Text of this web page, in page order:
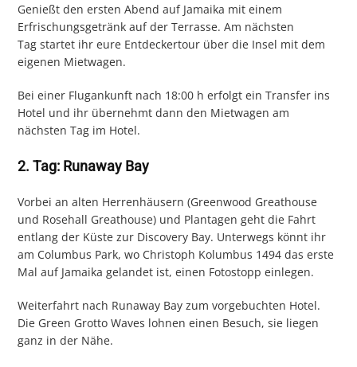
Genießt den ersten Abend auf Jamaika mit einem
Erfrischungsgetränk auf der Terrasse. Am nächsten
Tag startet ihr eure Entdeckertour über die Insel mit dem
eigenen Mietwagen.
Bei einer Flugankunft nach 18:00 h erfolgt ein Transfer ins
Hotel und ihr übernehmt dann den Mietwagen am
nächsten Tag im Hotel.
2. Tag: Runaway Bay
Vorbei an alten Herrenhäusern (Greenwood Greathouse
und Rosehall Greathouse) und Plantagen geht die Fahrt
entlang der Küste zur Discovery Bay. Unterwegs könnt ihr
am Columbus Park, wo Christoph Kolumbus 1494 das erste
Mal auf Jamaika gelandet ist, einen Fotostopp einlegen.
Weiterfahrt nach Runaway Bay zum vorgebuchten Hotel.
Die Green Grotto Waves lohnen einen Besuch, sie liegen
ganz in der Nähe.